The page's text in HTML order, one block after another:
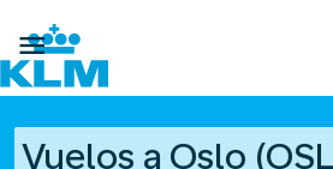

Vuelos a Oslo